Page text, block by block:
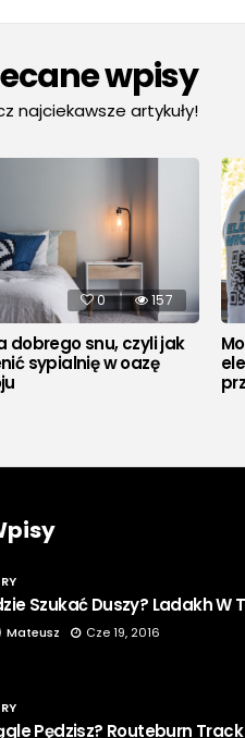
wpisy
najciekawsze artykuły!
0 157
dobrego snu, czyli jak
sypialnię w oazę
Szukać Duszy? Ladakh W
Mateusz Cze 19, 2016
Pędzisz? Routeburn Track